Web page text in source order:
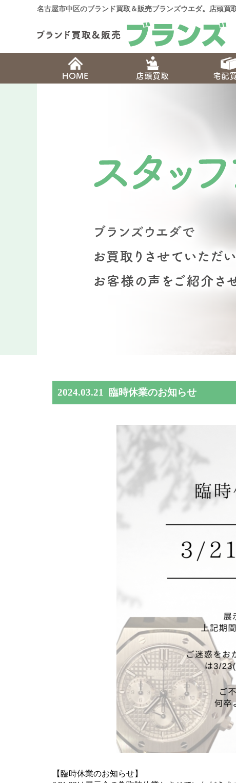
名古屋市中区のブランド買取＆販売ブランズウエダ。店頭買
HOME 店頭買取 宅配
2024.03.21 臨時休業のお知らせ
【臨時休業のお知らせ】